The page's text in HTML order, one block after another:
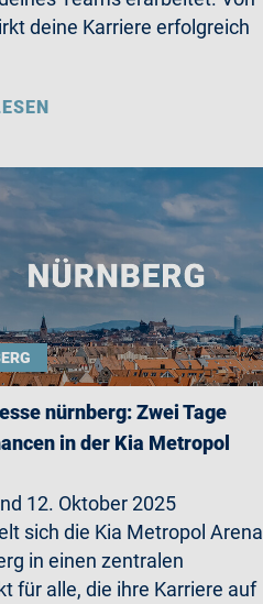
deine Karriere erfolgreich
nürnberg: Zwei Tage
in der Kia Metropol
12. Oktober 2025
sich die Kia Metropol Arena
in einen zentralen
für alle, die ihre Karriere auf